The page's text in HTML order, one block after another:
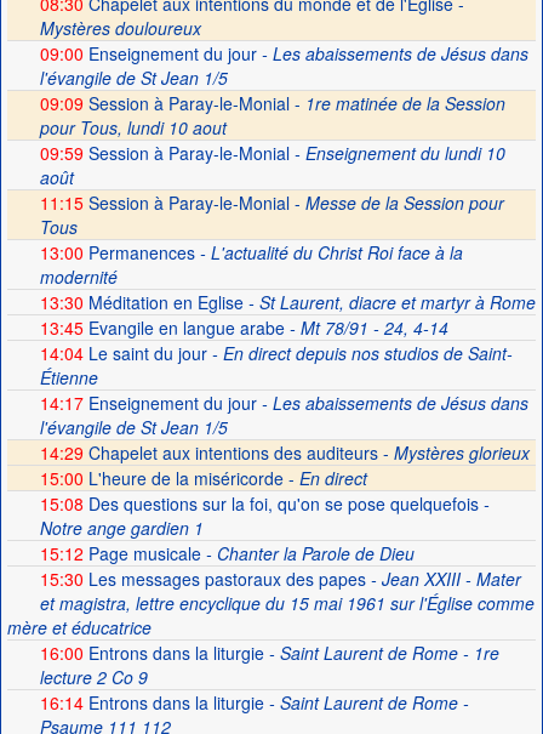
Mystères douloureux
09:00 Enseignement du jour- Les abaissements de Jésus dans
l'évangile de St Jean 1/5
09:09 Session à Paray-le-Monial - 1re matinée de la Session
pour Tous, lundi 10 aout
09:59Session à Paray-le-Monial- Enseignement du lundi 10
août
11:15Session à Paray-le-Monial - Messe de la Session pour
Tous
13:00 Permanences- L'actualité du Christ Roi face à la
modernité
13:30 Méditation en Eglise- St Laurent, diacre et martyr à Rome
13:45Evangile en langue arabe- Mt 78/91 - 24, 4-14
14:04Le saint du jour- En direct depuis nos studios de Saint-
Étienne
14:17Enseignement du jour- Les abaissements de Jésus dans
l'évangile de St Jean 1/5
14:29 Chapelet aux intentions des auditeurs - Mystères glorieux
15:00 L'heure de la miséricorde - En direct
15:08 Des questions sur la foi, qu'on se pose quelquefois-
Notre ange gardien 1
15:12 Page musicale- Chanter la Parole de Dieu
15:30 Les messages pastoraux des papes- Jean XXIII - Mater
et magistra, lettre encyclique du 15 mai 1961 sur l'Église comme
mère et éducatrice
16:00 Entrons dans la liturgie- Saint Laurent de Rome - 1re
lecture 2 Co 9
16:14Entrons dans la liturgie- Saint Laurent de Rome -
Psaume 111 112